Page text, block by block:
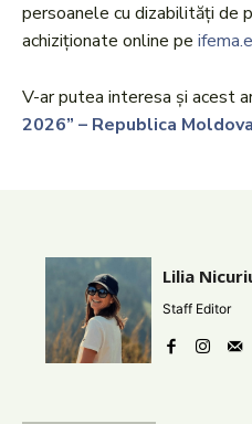
persoanele cu dizabilități
achiziționate online pe
V-ar putea interesa și acest
2026” – Republica
Lilia
Staff Editor